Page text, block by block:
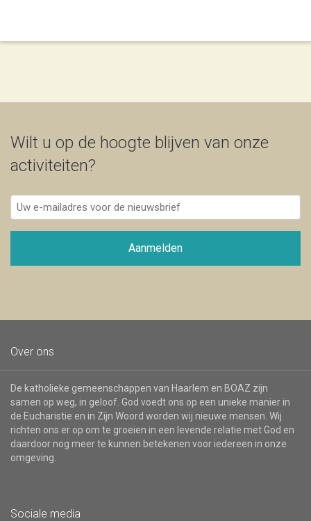
Wilt u op de hoogte blijven van onze
activiteiten?
Uw
e-
mailadres
de
Aanmelden
Over ons
De katholieke gemeenschappen van Haarlem en BOAZ zijn
samen op weg, in geloof. God voedt ons op een unieke manier in
de Eucharistie en in Zijn Woord worden wij nieuwe mensen. Wij
richten ons er op om te groeien in een levende relatie met God en
daardoor nog meer te kunnen betekenen voor iedereen in onze
omgeving.
Sociale media